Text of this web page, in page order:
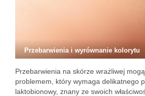
Przebarwienia i wyrównanie kolorytu
Przebarwienia na skórze wrażliwej
problemem, który wymaga delikatnego
laktobionowy, znany ze swoich